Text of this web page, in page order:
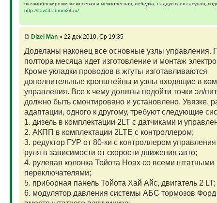
пневмоблокировки межосевая и межколесная, лебедка, наддув всех сапунов,
http://ifaw50.forum24.ru/
Dizel Man» 22 дек 2010, Ср 19:35
Доделаны наконец все основные узлы управления.
полтора месяца идет изготовление и монтаж
Кроме укладки проводов в жгуты изготавливаются
дополнительные кронштейны и узлы входящие в
управления. Все к чему должны подойти точки эл/
должно быть смонтировано и установлено. Увязке,
адаптации, одного к другому, требуют следующие
1. дизель в комплектации 2LT с датчиками и
2. АКПП в комплектации 2LTE с контроллером;
3. редуктор ГУР от 80-ки с контроллером
руля в зависимости от скорости движения авто;
4. рулевая колонка Тойота Ноах со всеми штатными
переключателями;
5. приборная панель Тойота Хай Айс, двигатель 2 LT;
6. модулятор давления системы АБС тормозов